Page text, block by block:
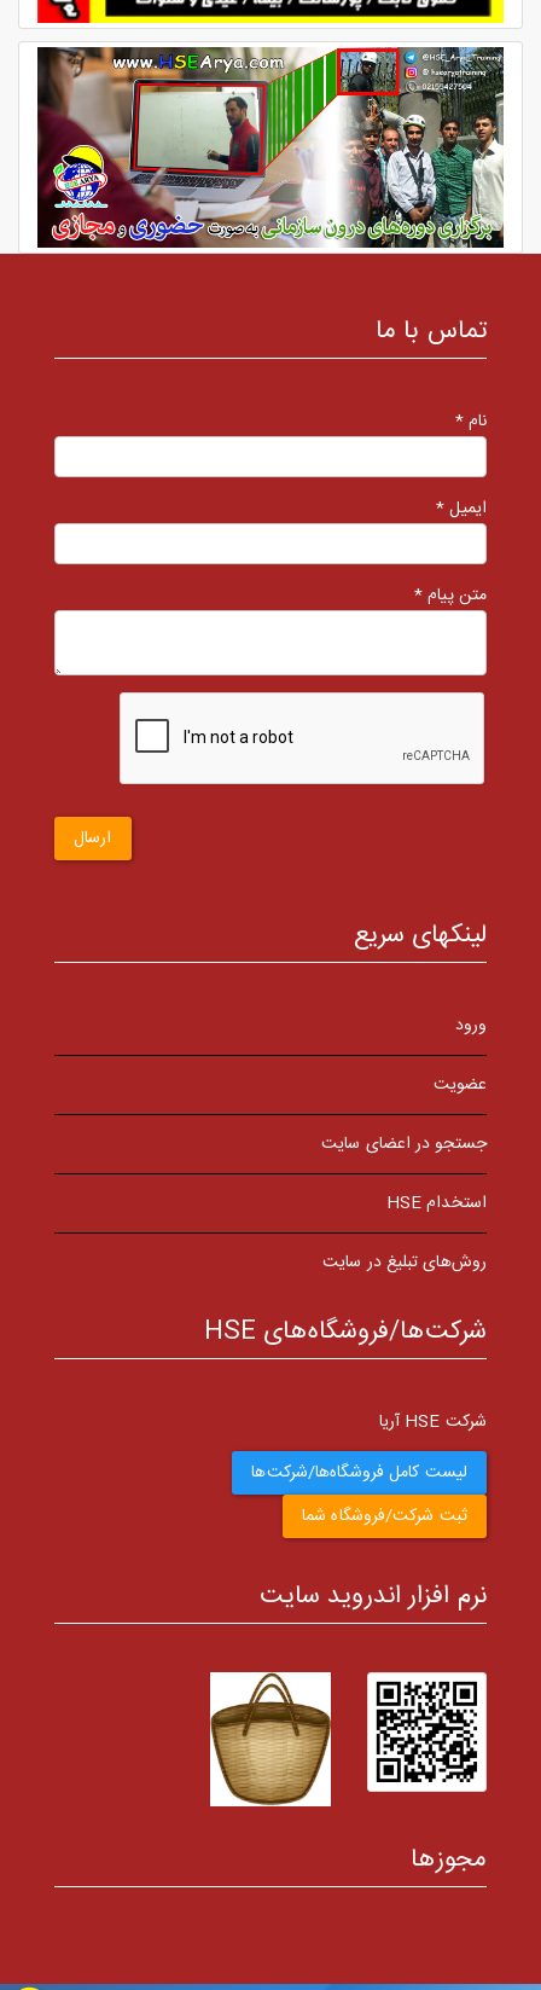
تماس با ما
نام *
ایمیل *
متن پیام *
ارسال
لینکهای سریع
ورود
عضویت
جستجو در اعضای سایت
استخدام HSE
روش‌های تبلیغ در سایت
شرکت‌ها/فروشگاه‌های HSE
شرکت HSE آریا
لیست کامل فروشگاه‌ها/شرکت‌ها
ثبت شرکت/فروشگاه شما
نرم افزار اندروید سایت
مجوزها